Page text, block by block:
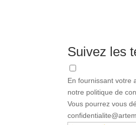
Suivez les
En fournissant votre
notre politique de
Vous pourrez vous